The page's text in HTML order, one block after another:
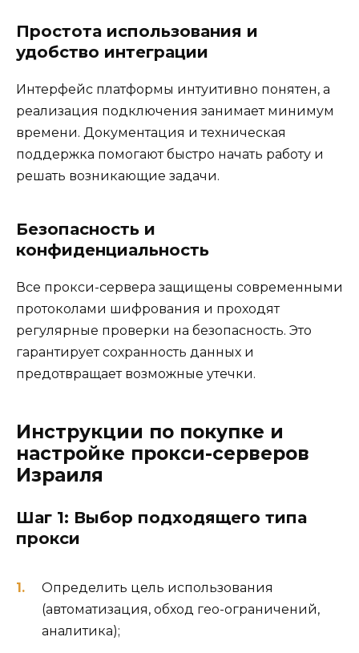
Простота использования и
удобство интеграции
Интерфейс платформы интуитивно понятен, а
реализация подключения занимает минимум
времени. Документация и техническая
поддержка помогают быстро начать работу и
решать возникающие задачи.
Безопасность и
конфиденциальность
Все прокси-сервера защищены современными
протоколами шифрования и проходят
регулярные проверки на безопасность. Это
гарантирует сохранность данных и
предотвращает возможные утечки.
Инструкции по покупке и
настройке прокси-серверов
Израиля
Шаг 1: Выбор подходящего типа
прокси
Определить цель использования
(автоматизация, обход гео-ограничений,
аналитика);